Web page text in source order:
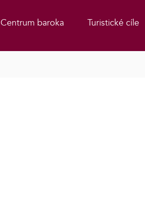
Centrum baroka Turistické cíle